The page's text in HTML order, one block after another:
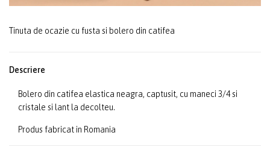
Tinuta de ocazie cu fusta si bolero din catifea
Descriere
Bolero din catifea elastica neagra, captusit, cu maneci 3/4 si
cristale si lant la decolteu.
Produs fabricat in Romania